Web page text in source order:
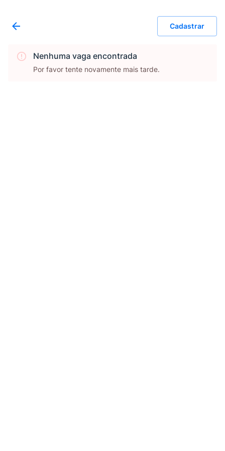
Cadastrar
Nenhuma vaga encontrada
Por favor tente novamente mais tarde.